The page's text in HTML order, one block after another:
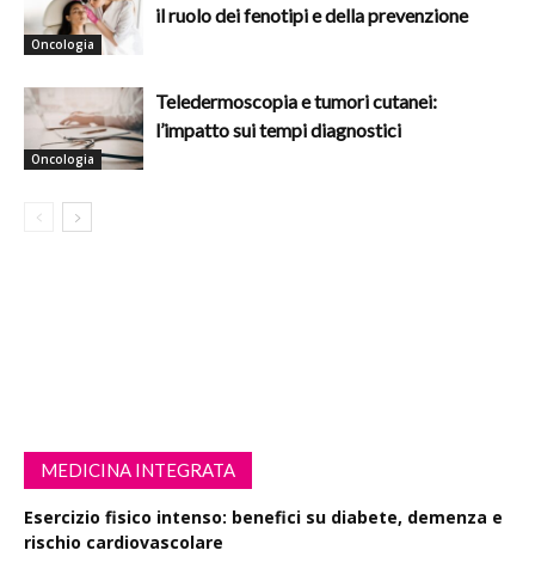
Oncologia
il ruolo dei fenotipi e della prevenzione
Oncologia
Teledermoscopia e tumori cutanei:
l’impatto sui tempi diagnostici
MEDICINA INTEGRATA
Esercizio fisico intenso: benefici su diabete, demenza e
rischio cardiovascolare